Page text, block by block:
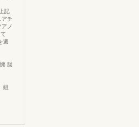
記
アチ
ノ
週
.腸
組